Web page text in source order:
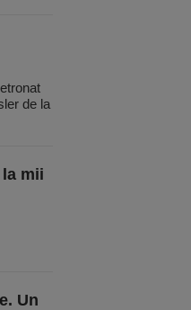
de la
mii
Un